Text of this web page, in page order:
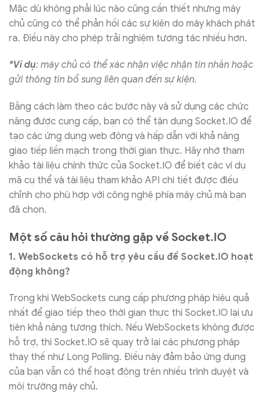
Mặc dù không phải lúc nào cũng cần thiết nhưng máy
chủ cũng có thể phản hồi các sự kiện do máy khách phát
ra. Điều này cho phép trải nghiệm tương tác nhiều hơn.
*Ví dụ: máy chủ có thể xác nhận việc nhận tin nhắn hoặc
gửi thông tin bổ sung liên quan đến sự kiện.
Bằng cách làm theo các bước này và sử dụng các chức
năng được cung cấp, bạn có thể tận dụng Socket.IO để
tạo các ứng dụng web động và hấp dẫn với khả năng
giao tiếp liền mạch trong thời gian thực. Hãy nhớ tham
khảo tài liệu chính thức của Socket.IO để biết các ví dụ
mã cụ thể và tài liệu tham khảo API chi tiết được điều
chỉnh cho phù hợp với công nghệ phía máy chủ mà bạn
đã chọn.
Một số câu hỏi thường gặp về Socket.IO
1. WebSockets có hỗ trợ yêu cầu để Socket.IO hoạt
động không?
Trong khi WebSockets cung cấp phương pháp hiệu quả
nhất để giao tiếp theo thời gian thực thì Socket.IO lại ưu
tiên khả năng tương thích. Nếu WebSockets không được
hỗ trợ, thì Socket.IO sẽ quay trở lại các phương pháp
thay thế như Long Polling. Điều này đảm bảo ứng dụng
của bạn vẫn có thể hoạt động trên nhiều trình duyệt và
môi trường máy chủ.